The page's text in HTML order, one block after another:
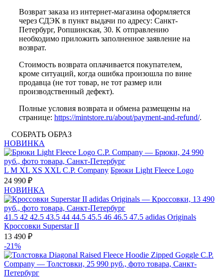
Возврат заказа из интернет-магазина оформляется
через СДЭК в пункт выдачи по адресу: Санкт-
Петербург, Ропшинская, 30. К отправлению
необходимо приложить заполненное заявление на
возврат.
Стоимость возврата оплачивается покупателем,
кроме ситуаций, когда ошибка произошла по вине
продавца (не тот товар, не тот размер или
производственный дефект).
Полные условия возврата и обмена размещены на
странице: https://mintstore.ru/about/payment-and-refund/.
СОБРАТЬ ОБРАЗ
НОВИНКА
L M XL XS XXL C.P. Company Брюки Light Fleece Logo
24 990 ₽
НОВИНКА
41.5 42 42.5 43.5 44 44.5 45.5 46 46.5 47.5 adidas Originals
Кроссовки Superstar II
13 490 ₽
-21%